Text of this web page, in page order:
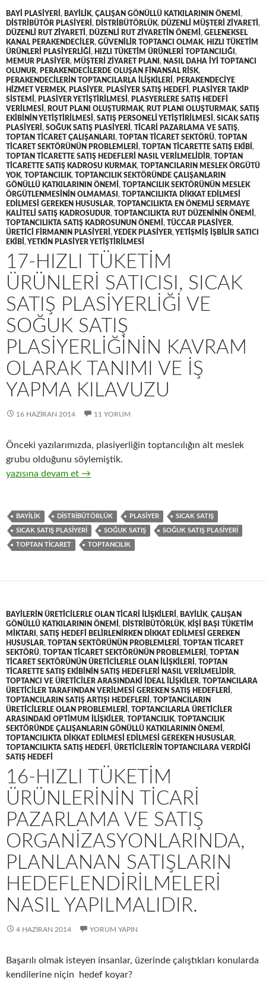
BAYI PLASIYERI , BAYILIK, ÇALIŞAN GÖNÜLLÜ KATKILARININ ÖNEMI ,
DISTRIBÜTÖR PLASIYERI , DISTRIBÜTÖRLÜK, DÜZENLI MÜŞTERI ZIYARETI ,
DÜZENLI RUT ZIYARETI , DÜZENLI RUT ZIYARETIN ÖNEMI , GELENEKSEL
KANAL PERAKENDECILER, GÜVENILIR TOPTANCI OLMAK, HIZLI TÜKETIM
ÜRÜNLERI PLASIYERLIĞI , HIZLI TÜKETIM ÜRÜNLERI TOPTANCILIĞI ,
MEMUR PLASIYER, MÜŞTERI ZIYARET PLANI , NASIL DAHA IYI TOPTANCI
OLUNUR, PERAKENDECILERDE OLUŞAN FINANSAL RISK,
PERAKENDECILERIN TOPTANCILARLA ILIŞKILERI , PERAKENDECIYE
HIZMET VERMEK, PLASIYER, PLASIYER SATIŞ HEDEFI , PLASIYER TAKIP
SISTEMI , PLASIYER YETIŞTIRILMESI , PLASYERLERE SATIŞ HEDEFI
VERILMESI , ROUT PLANI OLUŞTURMAK, RUT PLANI OLUŞTURMAK, SATIŞ
EKIBININ YETIŞTIRILMESI , SATIŞ PERSONELI YETIŞTIRILMESI , SICAK SATIŞ
PLASIYERI , SOĞUK SATIŞ PLASIYERI , TICARI PAZARLAMA VE SATIŞ,
TOPTAN TICARET ÇALIŞANLARI , TOPTAN TICARET SEKTÖRÜ, TOPTAN
TICARET SEKTÖRÜNÜN PROBLEMLERI , TOPTAN TICARETTE SATIŞ EKIBI ,
TOPTAN TICARETTE SATIŞ HEDEFLERI NASIL VERILMELIDIR, TOPTAN
TICARETTE SATIŞ KADROSU KURMAK, TOPTANCILARIN MESLEK ÖRGÜTÜ
YOK, TOPTANCILIK, TOPTANCILIK SEKTÖRÜNDE ÇALIŞANLARIN
GÖNÜLLÜ KATKILARININ ÖNEMI , TOPTANCILIK SEKTÖRÜNÜN MESLEK
ÖRGÜTLENMESININ OLMAMASI , TOPTANCILIKTA DIKKAT EDILMESI
EDILMESI GEREKEN HUSUSLAR, TOPTANCILIKTA EN ÖNEMLI SERMAYE
KALITELI SATIŞ KADROSUDUR, TOPTANCILIKTA RUT DÜZENININ ÖNEMI ,
TOPTANCILIKTA SATIŞ KADROSUNUN ÖNEMI , TÜCCAR PLASIYER,
ÜRETICI FIRMANIN PLASIYERI ,YEDEK PLASIYER,YETIŞMIŞ IŞBILIR SATICI
EKIBI ,YETKIN PLASIYER YETIŞTIRILMESI
17-HIZLI TÜKETIM
ÜRÜNLERI SATICISI, SICAK
SATIŞ PLASIYERLIĞI VE
SOĞUK SATIŞ
PLASIYERLIĞININ KAVRAM
OLARAK TANIMI VE IŞ
YAPMA KILAVUZU
16 HAZIRAN 2014 11 YORUM
Önceki yazılarımızda, plasiyerliğin toptancılığın alt meslek
grubu olduğunu söylemiştik.
17-Hızlı tüketim ürünleri satıcısı, sıcak satış plasiyerliği ve
yazısına devam et →
BAYILIK DISTRIBÜTÖRLÜK PLASIYER SICAK SATIŞ
SICAK SATIŞ PLASIYERI SOĞUK SATIŞ SOĞUK SATIŞ PLASIYERI
TOPTAN TICARET TOPTANCILIK
BAYILERIN ÜRETICILERLE OLAN TICARI ILIŞKILERI , BAYILIK, ÇALIŞAN
GÖNÜLLÜ KATKILARININ ÖNEMI , DISTRIBÜTÖRLÜK, KIŞI BAŞI TÜKETIM
MIKTARI , SATIŞ HEDEFI BELIRLENIRKEN DIKKAT EDILMESI GEREKEN
HUSUSLAR, TOPTAN SEKTÖRÜNÜN PROBLEMLERI , TOPTAN TICARET
SEKTÖRÜ, TOPTAN TICARET SEKTÖRÜNÜN PROBLEMLERI , TOPTAN
TICARET SEKTÖRÜNÜN ÜRETICILERLE OLAN ILIŞKILERI , TOPTAN
TICARETTE SATIŞ EKIBININ SATIŞ HEDEFLERI NASIL VERILMELIDIR,
TOPTANCI VE ÜRETICILER ARASINDAKI IDEAL ILIŞKILER, TOPTANCILARA
ÜRETICILER TARAFINDAN VERILMESI GEREKEN SATIŞ HEDEFLERI ,
TOPTANCILARIN SATIŞ ARTIŞI HEDEFLERI , TOPTANCILARIN
ÜRETICILERLE OLAN PROBLEMLERI , TOPTANCILARLA ÜRETICILER
ARASINDAKI OPTIMUM ILIŞKILER, TOPTANCILIK, TOPTANCILIK
SEKTÖRÜNDE ÇALIŞANLARIN GÖNÜLLÜ KATKILARININ ÖNEMI ,
TOPTANCILIKTA DIKKAT EDILMESI EDILMESI GEREKEN HUSUSLAR,
TOPTANCILIKTA SATIŞ HEDEFI , ÜRETICILERIN TOPTANCILARA VERDIĞI
SATIŞ HEDEFI
16-HIZLI TÜKETIM
ÜRÜNLERININ TICARI
PAZARLAMA VE SATIŞ
ORGANIZASYONLARINDA,
PLANLANAN SATIŞLARIN
HEDEFLENDIRILMELERI
NASIL YAPILMALIDIR.
4 HAZIRAN 2014 YORUM YAPIN
Başarılı olmak isteyen insanlar, üzerinde çalıştıkları konularda
kendilerine niçin hedef koyar?